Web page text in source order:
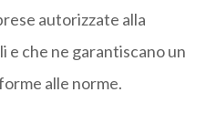
autorizzate alla
e che ne garantiscano un
alle norme.